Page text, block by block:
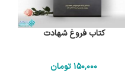
کتاب فروغ شهادت
150٬000تومان